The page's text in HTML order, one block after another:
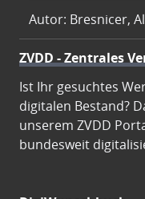
Autor: Bresnicer,
ZVDD - Zentrales
Ist Ihr gesuchtes
digitalen Bestand?
unserem ZVDD
bundesweit